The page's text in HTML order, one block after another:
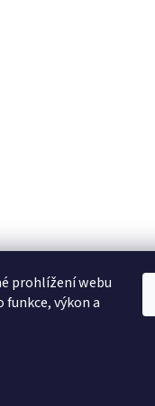
prohlížení webu
výkon a